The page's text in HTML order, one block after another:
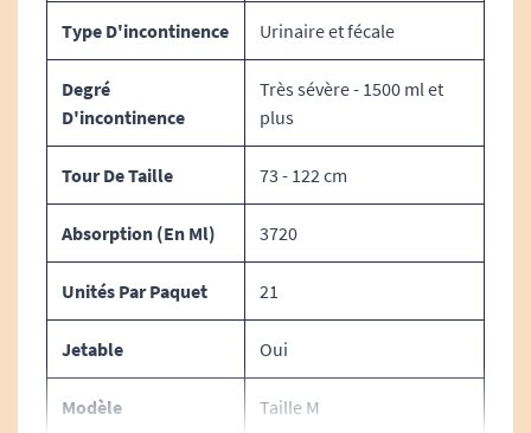
Type D'incontinence Urinaire et fécale
Degré
D'incontinence
Très sévère - 1500 ml et
plus
Tour De Taille 73 - 122 cm
Absorption (en Ml) 3720
Unités Par Paquet 21
Jetable Oui
Modèle Taille M